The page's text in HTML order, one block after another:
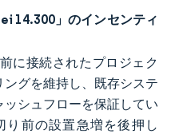
14.300」のインセンティ
に接続されたプロジェク
ングを維持し、既存システ
ッシュフローを保証してい
り前の設置急増を後押し